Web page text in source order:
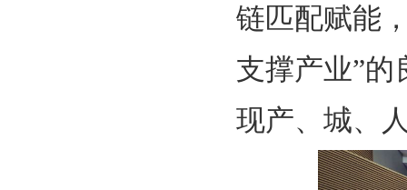
链匹配赋能
支撑产业”
现产、城、